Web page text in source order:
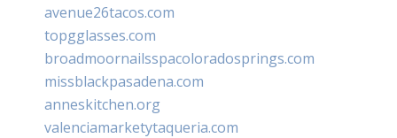
avenue26tacos.com
topgglasses.com
broadmoornailsspacoloradosprings.com
missblackpasadena.com
anneskitchen.org
valenciamarketytaqueria.com